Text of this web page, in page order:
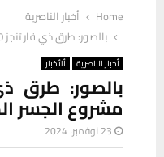
Home
أخبار الناصرية
بالصور: طرق ذي قار تنجز 80% من مشروع الجسر الحديدي البديل
أخبار الناصرية ألأخبار
مشروع الجسر
23 نوفمبر، 2024